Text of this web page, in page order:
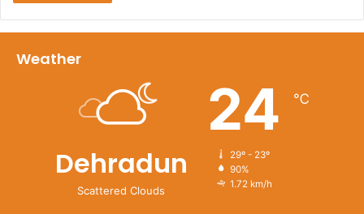
Weather
Dehradun
Scattered Clouds
24 ℃
29º - 23º
90%
1.72 km/h